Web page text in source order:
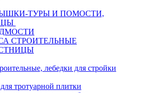
ТУРЫ И ПОМОСТИ,
СТРОИТЕЛЬНЫЕ
лебедки для стройки
тротуарной плитки